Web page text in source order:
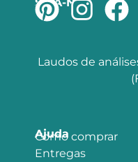
SIGA-NOS
Laudos de
Ajuda
Como comprar
Entregas